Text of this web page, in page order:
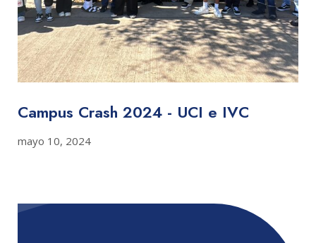
Campus Crash 2024 - UCI e IVC
mayo 10, 2024